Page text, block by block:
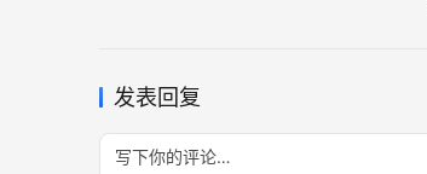
发表回复